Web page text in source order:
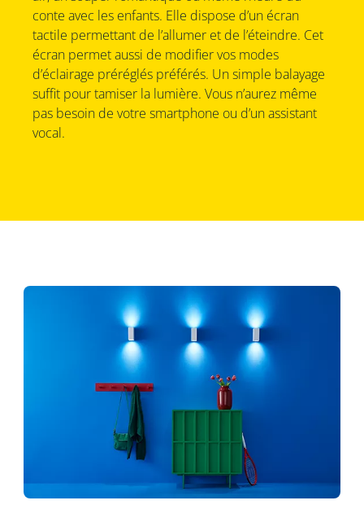
conte avec les enfants. Elle dispose d’un écran
tactile permettant de l’allumer et de l’éteindre. Cet
écran permet aussi de modifier vos modes
d’éclairage préréglés préférés. Un simple balayage
suffit pour tamiser la lumière. Vous n’aurez même
pas besoin de votre smartphone ou d’un assistant
vocal.